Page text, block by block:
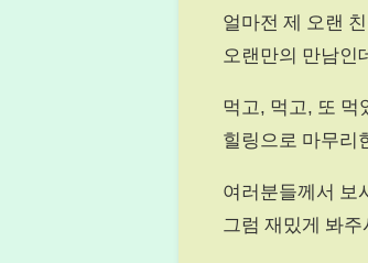
얼마전 제 오랜
오랜만의 만남인
먹고, 먹고, 또 먹
힐링으로 마무리
여러분들께서 보
그럼 재밌게 봐